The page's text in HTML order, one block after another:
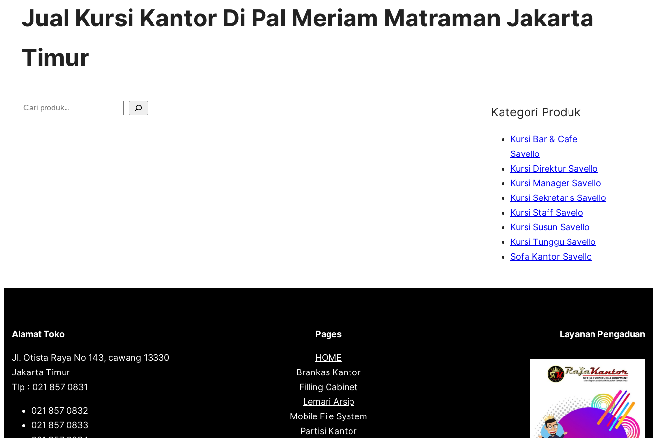
Jual Kursi Kantor Di Pal Meriam Matraman Jakarta
Timur
S
Kategori Produk
Kursi Bar & Cafe
Savello
Kursi Direktur Savello
Kursi Manager Savello
Kursi Sekretaris Savello
Kursi Staff Savelo
Kursi Susun Savello
Kursi Tunggu Savello
Sofa Kantor Savello
Alamat Toko
Jl. Otista Raya No 143, cawang 13330
Jakarta Timur
Tlp : 021 857 0831
021 857 0832
021 857 0833
Pages
HOME
Brankas Kantor
Filling Cabinet
Lemari Arsip
Mobile File System
Partisi Kantor
Layanan Pengaduan